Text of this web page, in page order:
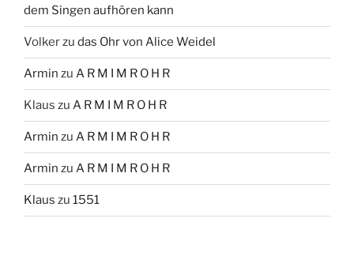
dem Singen aufhören kann
Volkerzu das Ohr von Alice Weidel
Armin zu A R M I M R O H R
Klaus zu A R M I M R O H R
Armin zu A R M I M R O H R
Armin zu A R M I M R O H R
Klaus zu 1551